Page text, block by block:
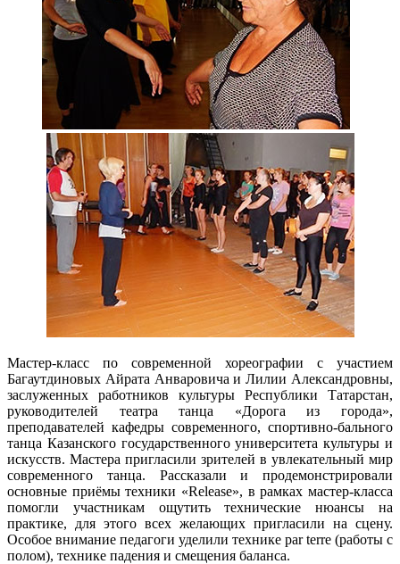
Мастер-класс по современной хореографии с участием
Багаутдиновых Айрата Анваровича и Лилии Александровны,
заслуженных работников культуры Республики Татарстан,
руководителей театра танца «Дорога из города»,
преподавателей кафедры современного, спортивно-бального
танца Казанского государственного университета культуры и
искусств. Мастера пригласили зрителей в увлекательный мир
современного танца. Рассказали и продемонстрировали
основные приёмы техники «Release», в рамках мастер-класса
помогли участникам ощутить технические нюансы на
практике, для этого всех желающих пригласили на сцену.
Особое внимание педагоги уделили технике par terre (работы с
полом), технике падения и смещения баланса.